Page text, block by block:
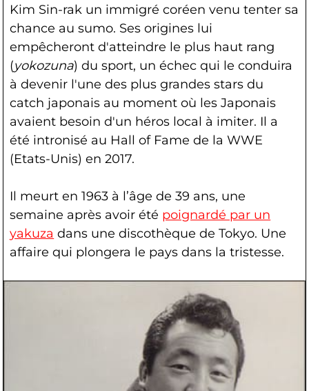
Kim Sin-rak un immigré coréen venu tenter sa
chance au sumo. Ses origines lui
empêcheront d'atteindre le plus haut rang
(yokozuna) du sport, un échec qui le conduira
à devenir l'une des plus grandes stars du
catch japonais au moment où les Japonais
avaient besoin d'un héros local à imiter. Il a
été intronisé au Hall of Fame de la WWE
(Etats-Unis) en 2017.
Il meurt en 1963 à l’âge de 39 ans, une
semaine après avoir été poignardé par un
yakuza dans une discothèque de Tokyo. Une
affaire qui plongera le pays dans la tristesse.